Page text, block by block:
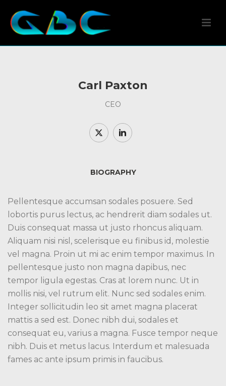
Carl Paxton
CEO
BIOGRAPHY
Pellentesque accumsan sodales posuere. Sed
lobortis purus lectus, ac hendrerit diam sodales ut.
Duis consequat massa ut justo rhoncus aliquam.
Aliquam nisi nisl, scelerisque eu finibus id, molestie
vel magna. Proin ut mi ac enim tempor maximus. In
pellentesque justo non magna dapibus, nec
tempor ligula egestas. Cras at lorem nunc. Ut in
mollis nisi, vel rutrum elit. Nunc sed sodales enim.
Integer sollicitudin leo sit amet magna placerat
mattis a sed est. Donec nibh dui, sodales et
consequat eu, varius a magna. Fusce tempor neque
nibh. Duis et metus lacus. Interdum et malesuada
fames ac ante ipsum primis in faucibus.